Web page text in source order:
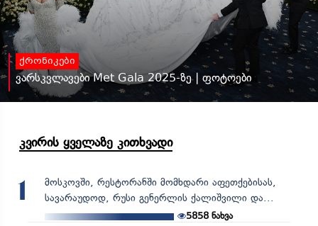
ქრონიკები
ვარსკვლავები Met Gala 2025-ზე | ფოტოები
კვირის ყველაზე კითხვადი
1
მოსკოვში, რესტორანში მომხდარი აფეთქებისას,
სავარაუდოდ, რუსი გენერლის ქალიშვილი და...
5858 ნახვა